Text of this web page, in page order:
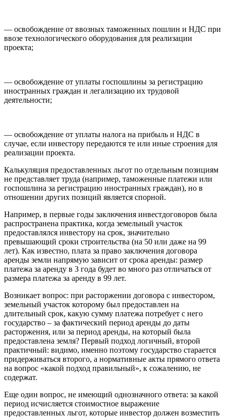
— освобождение от ввозных таможенных пошлин и НДС при
ввозе технологического оборудования для реализации
проекта;
— освобождение от уплаты госпошлины за регистрацию
иностранных граждан и легализацию их трудовой
деятельности;
— освобождение от уплаты налога на прибыль и НДС в
случае, если инвестору передаются те или иные строения для
реализации проекта.
Калькуляция предоставленных льгот по отдельным позициям
не представляет труда (например, таможенные платежи или
госпошлина за регистрацию иностранных граждан), но в
отношении других позиций является спорной.
Например, в первые годы заключения инвестдоговоров была
распространена практика, когда земельный участок
предоставлялся инвестору на срок, значительно
превышающий сроки строительства (на 50 или даже на 99
лет). Как известно, плата за право заключения договора
аренды земли напрямую зависит от срока аренды: размер
платежа за аренду в 3 года будет во много раз отличаться от
размера платежа за аренду в 99 лет.
Возникает вопрос: при расторжении договора с инвестором,
земельный участок которому был предоставлен на
длительный срок, какую сумму платежа потребует с него
государство – за фактический период аренды до даты
расторжения, или за период аренды, на который была
предоставлена земля? Первый подход логичный, второй
практичный: видимо, именно поэтому государство старается
придерживаться второго, а нормативные акты прямого ответа
на вопрос «какой подход правильный», к сожалению, не
содержат.
Еще один вопрос, не имеющий однозначного ответа: за какой
период исчисляется стоимостное выражение
предоставленных льгот, которые инвестор должен возместить